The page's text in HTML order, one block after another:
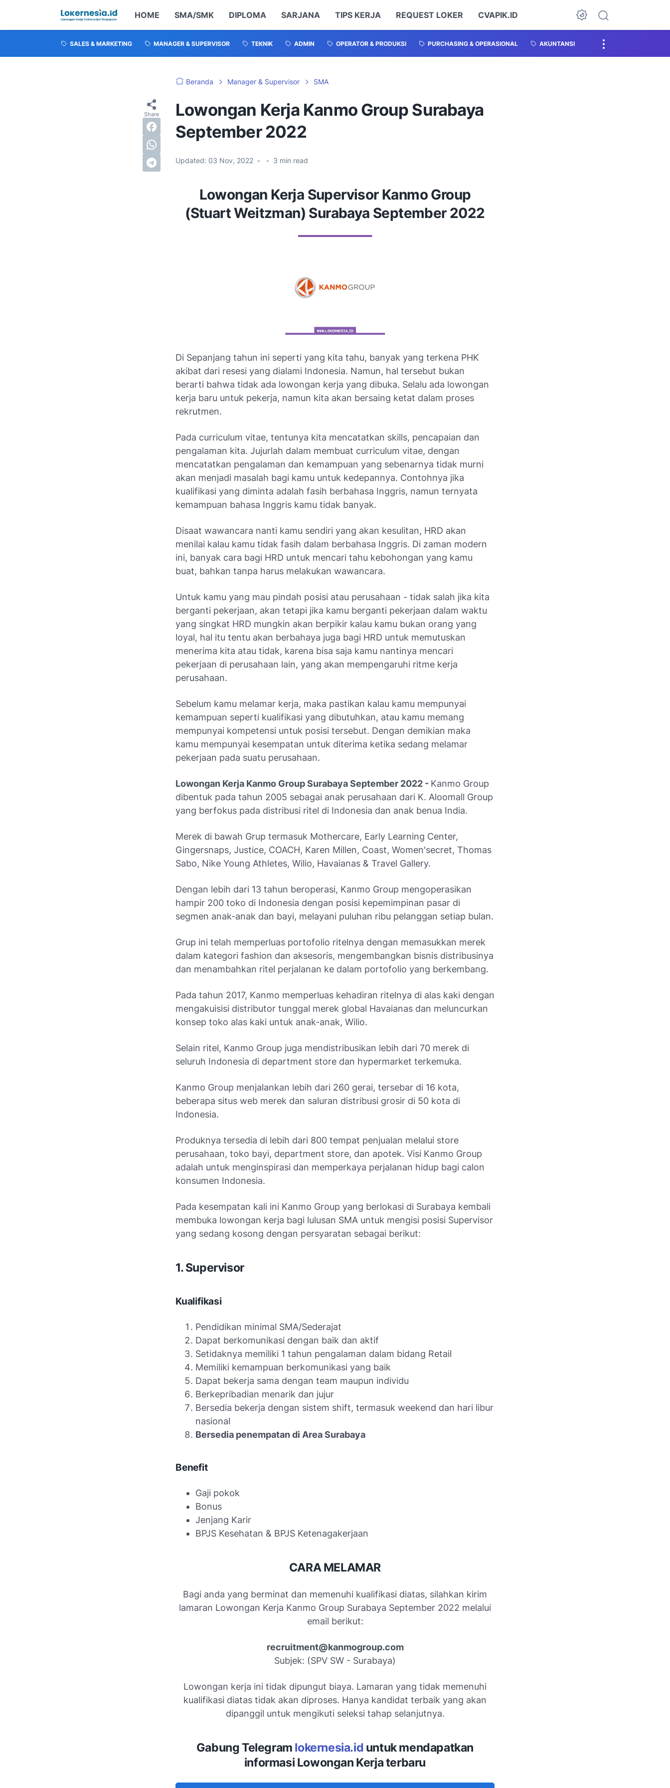
HOME SMA/SMK DIPLOMA SARJANA TIPS KERJA REQUEST LOKER CVAPIK.ID
SALES & MARKETING MANAGER & SUPERVISOR TEKNIK ADMIN OPERATOR & PRODUKSI PURCHASING & OPERASIONAL AKUNTANSI
Beranda Manager & Supervisor SMA
Lowongan Kerja Kanmo Group Surabaya
September 2022
Updated: 03 Nov, 2022 • • 3 min read
Lowongan Kerja Supervisor Kanmo Group
(Stuart Weitzman) Surabaya September 2022
Di Sepanjang tahun ini seperti yang kita tahu, banyak yang terkena PHK
akibat dari resesi yang dialami Indonesia. Namun, hal tersebut bukan
berarti bahwa tidak ada lowongan kerja yang dibuka. Selalu ada lowongan
kerja baru untuk pekerja, namun kita akan bersaing ketat dalam proses
rekrutmen.
Pada curriculum vitae, tentunya kita mencatatkan skills, pencapaian dan
pengalaman kita. Jujurlah dalam membuat curriculum vitae, dengan
mencatatkan pengalaman dan kemampuan yang sebenarnya tidak murni
akan menjadi masalah bagi kamu untuk kedepannya. Contohnya jika
kualifikasi yang diminta adalah fasih berbahasa Inggris, namun ternyata
kemampuan bahasa Inggris kamu tidak banyak.
Disaat wawancara nanti kamu sendiri yang akan kesulitan, HRD akan
menilai kalau kamu tidak fasih dalam berbahasa Inggris. Di zaman modern
ini, banyak cara bagi HRD untuk mencari tahu kebohongan yang kamu
buat, bahkan tanpa harus melakukan wawancara.
Untuk kamu yang mau pindah posisi atau perusahaan - tidak salah jika kita
berganti pekerjaan, akan tetapi jika kamu berganti pekerjaan dalam waktu
yang singkat HRD mungkin akan berpikir kalau kamu bukan orang yang
loyal, hal itu tentu akan berbahaya juga bagi HRD untuk memutuskan
menerima kita atau tidak, karena bisa saja kamu nantinya mencari
pekerjaan di perusahaan lain, yang akan mempengaruhi ritme kerja
perusahaan.
Sebelum kamu melamar kerja, maka pastikan kalau kamu mempunyai
kemampuan seperti kualifikasi yang dibutuhkan, atau kamu memang
mempunyai kompetensi untuk posisi tersebut. Dengan demikian maka
kamu mempunyai kesempatan untuk diterima ketika sedang melamar
pekerjaan pada suatu perusahaan.
Lowongan Kerja Kanmo Group Surabaya September 2022 - Kanmo Group
dibentuk pada tahun 2005 sebagai anak perusahaan dari K. Aloomall Group
yang berfokus pada distribusi ritel di Indonesia dan anak benua India.
Merek di bawah Grup termasuk Mothercare, Early Learning Center,
Gingersnaps, Justice, COACH, Karen Millen, Coast, Women'secret, Thomas
Sabo, Nike Young Athletes, Wilio, Havaianas & Travel Gallery.
Dengan lebih dari 13 tahun beroperasi, Kanmo Group mengoperasikan
hampir 200 toko di Indonesia dengan posisi kepemimpinan pasar di
segmen anak-anak dan bayi, melayani puluhan ribu pelanggan setiap bulan.
Grup ini telah memperluas portofolio ritelnya dengan memasukkan merek
dalam kategori fashion dan aksesoris, mengembangkan bisnis distribusinya
dan menambahkan ritel perjalanan ke dalam portofolio yang berkembang.
Pada tahun 2017, Kanmo memperluas kehadiran ritelnya di alas kaki dengan
mengakuisisi distributor tunggal merek global Havaianas dan meluncurkan
konsep toko alas kaki untuk anak-anak, Wilio.
Selain ritel, Kanmo Group juga mendistribusikan lebih dari 70 merek di
seluruh Indonesia di department store dan hypermarket terkemuka.
Kanmo Group menjalankan lebih dari 260 gerai, tersebar di 16 kota,
beberapa situs web merek dan saluran distribusi grosir di 50 kota di
Indonesia.
Produknya tersedia di lebih dari 800 tempat penjualan melalui store
perusahaan, toko bayi, department store, dan apotek. Visi Kanmo Group
adalah untuk menginspirasi dan memperkaya perjalanan hidup bagi calon
konsumen Indonesia.
Pada kesempatan kali ini Kanmo Group yang berlokasi di Surabaya kembali
membuka lowongan kerja bagi lulusan SMA untuk mengisi posisi Supervisor
yang sedang kosong dengan persyaratan sebagai berikut:
1. Supervisor
Kualifikasi
Pendidikan minimal SMA/Sederajat
Dapat berkomunikasi dengan baik dan aktif
Setidaknya memiliki 1 tahun pengalaman dalam bidang Retail
Memiliki kemampuan berkomunikasi yang baik
Dapat bekerja sama dengan team maupun individu
Berkepribadian menarik dan jujur
Bersedia bekerja dengan sistem shift, termasuk weekend dan hari libur
nasional
Bersedia penempatan di Area Surabaya
Benefit
Gaji pokok
Bonus
Jenjang Karir
BPJS Kesehatan & BPJS Ketenagakerjaan
CARA MELAMAR
Bagi anda yang berminat dan memenuhi kualifikasi diatas, silahkan kirim
lamaran Lowongan Kerja Kanmo Group Surabaya September 2022 melalui
email berikut:
recruitment@kanmogroup.com
Subjek: (SPV SW - Surabaya)
Lowongan kerja ini tidak dipungut biaya. Lamaran yang tidak memenuhi
kualifikasi diatas tidak akan diproses. Hanya kandidat terbaik yang akan
dipanggil untuk mengikuti seleksi tahap selanjutnya.
Gabung Telegram lokernesia.id untuk mendapatkan
informasi Lowongan Kerja terbaru